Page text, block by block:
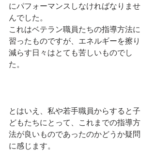
にパフォーマンスしなければなりませ
んでした。
これはベテラン職員たちの指導方法に
習ったものですが、エネルギーを擦り
減らす日々はとても苦しいものでし
た。
とはいえ、私や若手職員からすると子
どもたちにとって、これまでの指導方
法が良いものであったのかどうか疑問
に感じます。